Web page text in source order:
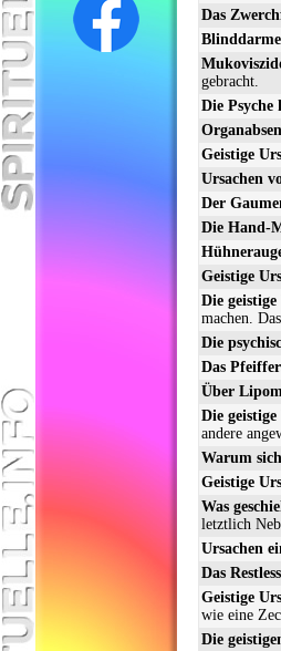
Das
gebracht.
Die Psyche
Geistige
Ursachen
Der
Die Hand-
Geistige
Die
machen.
Die
Das
Über
Die
andere
Warum
Geistige
Was
letztlich
Ursachen
Das
Geistige
wie eine
Die